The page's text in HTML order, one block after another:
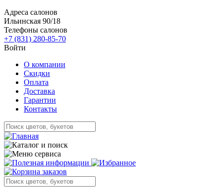
Адреса салонов
Ильинская 90/18
Телефоны салонов
+7 (831) 280-85-70
Войти
О компании
Скидки
Оплата
Доставка
Гарантии
Контакты